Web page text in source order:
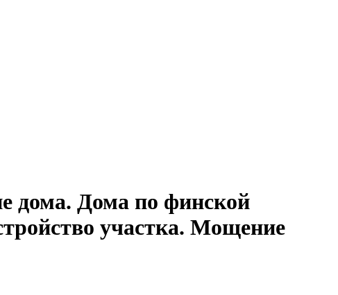
дома. Дома по финской
участка. Мощение